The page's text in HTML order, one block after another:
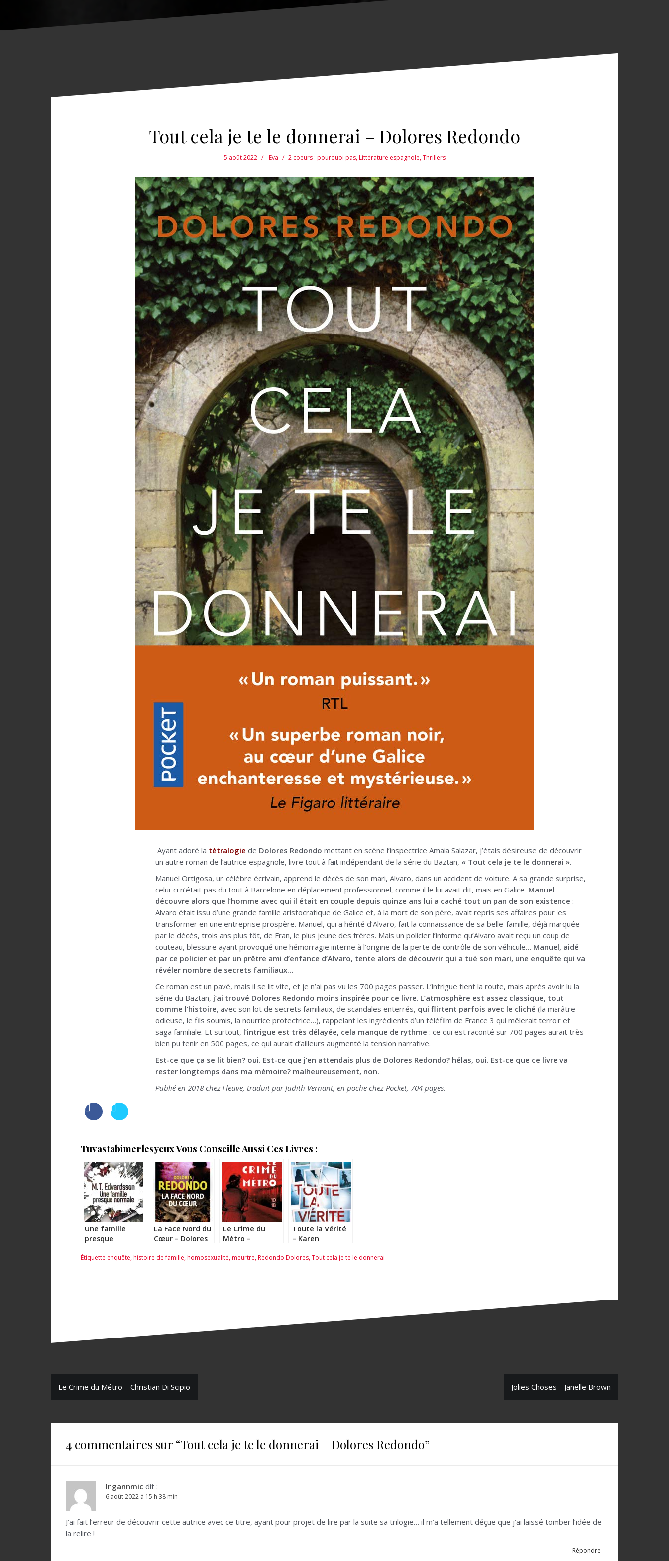
Tout cela je te le donnerai – Dolores Redondo
5 août 2022 Eva 2 coeurs : pourquoi pas,Littérature espagnole,Thrillers
Ayant adoré la tétralogie de Dolores Redondo mettant en scène l’inspectrice Amaia Salazar, j’étais désireuse de découvrir
un autre roman de l’autrice espagnole, livre tout à fait indépendant de la série du Baztan, « Tout cela je te le donnerai ».
Manuel Ortigosa, un célèbre écrivain, apprend le décès de son mari, Alvaro, dans un accident de voiture. A sa grande surprise,
celui-ci n’était pas du tout à Barcelone en déplacement professionnel, comme il le lui avait dit, mais en Galice. Manuel
découvre alors que l’homme avec qui il était en couple depuis quinze ans lui a caché tout un pan de son existence :
Alvaro était issu d’une grande famille aristocratique de Galice et, à la mort de son père, avait repris ses affaires pour les
transformer en une entreprise prospère. Manuel, qui a hérité d’Alvaro, fait la connaissance de sa belle-famille, déjà marquée
par le décès, trois ans plus tôt, de Fran, le plus jeune des frères. Mais un policier l’informe qu’Alvaro avait reçu un coup de
couteau, blessure ayant provoqué une hémorragie interne à l’origine de la perte de contrôle de son véhicule… Manuel, aidé
par ce policier et par un prêtre ami d’enfance d’Alvaro, tente alors de découvrir qui a tué son mari, une enquête qui va
révéler nombre de secrets familiaux…
Ce roman est un pavé, mais il se lit vite, et je n’ai pas vu les 700 pages passer. L’intrigue tient la route, mais après avoir lu la
série du Baztan, j’ai trouvé Dolores Redondo moins inspirée pour ce livre. L’atmosphère est assez classique, tout
comme l’histoire, avec son lot de secrets familiaux, de scandales enterrés, qui flirtent parfois avec le cliché (la marâtre
odieuse, le fils soumis, la nourrice protectrice…), rappelant les ingrédients d’un téléfilm de France 3 qui mêlerait terroir et
saga familiale. Et surtout, l’intrigue est très délayée, cela manque de rythme : ce qui est raconté sur 700 pages aurait très
bien pu tenir en 500 pages, ce qui aurait d’ailleurs augmenté la tension narrative.
Est-ce que ça se lit bien? oui. Est-ce que j’en attendais plus de Dolores Redondo? hélas, oui. Est-ce que ce livre va
rester longtemps dans ma mémoire? malheureusement, non.
Publié en 2018 chez Fleuve, traduit par Judith Vernant, en poche chez Pocket, 704 pages.
Tuvastabimerlesyeux Vous Conseille Aussi Ces Livres :
Une famille
presque
Edvardsson
La Face Nord du
Cœur – Dolores
Le Crime du
Métro –
Scipio
Toute la Vérité
– Karen
Étiquette enquête,histoire de famille,homosexualité,meurtre,Redondo Dolores,Tout cela je te le donnerai
N
v
Le Crime du Métro – Christian Di Scipio Jolies Choses – Janelle Brown
4 commentaires sur “Tout cela je te le donnerai – Dolores Redondo”
Ingannmic dit :
6 août 2022 à 15 h 38 min
J’ai fait l’erreur de découvrir cette autrice avec ce titre, ayant pour projet de lire par la suite sa trilogie… il m’a tellement déçue que j’ai laissé tomber l’idée de
la relire !
Répondre